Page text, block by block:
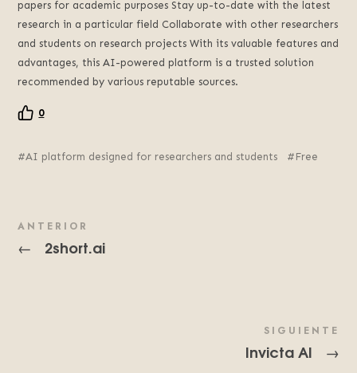
papers for academic purposes Stay up-to-date with the latest
research in a particular field Collaborate with other researchers
and students on research projects With its valuable features and
advantages, this AI-powered platform is a trusted solution
recommended by various reputable sources.
0
AI platform designed for researchers and students Free
ANTERIOR
← 2short.ai
SIGUIENTE
Invicta AI →